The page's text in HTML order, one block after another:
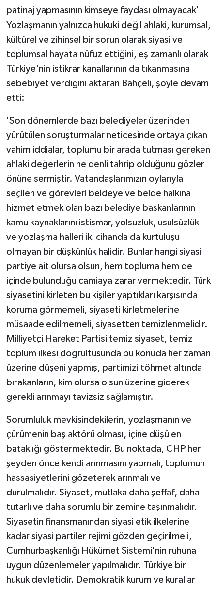
patinaj yapmasının kimseye faydası olmayacak'
Yozlaşmanın yalnızca hukuki değil ahlaki, kurumsal,
kültürel ve zihinsel bir sorun olarak siyasi ve
toplumsal hayata nüfuz ettiğini, eş zamanlı olarak
Türkiye'nin istikrar kanallarının da tıkanmasına
sebebiyet verdiğini aktaran Bahçeli, şöyle devam
etti:
'Son dönemlerde bazı belediyeler üzerinden
yürütülen soruşturmalar neticesinde ortaya çıkan
vahim iddialar, toplumu bir arada tutması gereken
ahlaki değerlerin ne denli tahrip olduğunu gözler
önüne sermiştir. Vatandaşlarımızın oylarıyla
seçilen ve görevleri beldeye ve belde halkına
hizmet etmek olan bazı belediye başkanlarının
kamu kaynaklarını istismar, yolsuzluk, usulsüzlük
ve yozlaşma halleri iki cihanda da kurtuluşu
olmayan bir düşkünlük halidir. Bunlar hangi siyasi
partiye ait olursa olsun, hem topluma hem de
içinde bulunduğu camiaya zarar vermektedir. Türk
siyasetini kirleten bu kişiler yaptıkları karşısında
koruma görmemeli, siyaseti kirletmelerine
müsaade edilmemeli, siyasetten temizlenmelidir.
Milliyetçi Hareket Partisi temiz siyaset, temiz
toplum ilkesi doğrultusunda bu konuda her zaman
üzerine düşeni yapmış, partimizi töhmet altında
bırakanların, kim olursa olsun üzerine giderek
gerekli arınmayı tavizsiz sağlamıştır.
Sorumluluk mevkisindekilerin, yozlaşmanın ve
çürümenin baş aktörü olması, içine düşülen
bataklığı göstermektedir. Bu noktada, CHP her
şeyden önce kendi arınmasını yapmalı, toplumun
hassasiyetlerini gözeterek arınmalı ve
durulmalıdır. Siyaset, mutlaka daha şeffaf, daha
tutarlı ve daha sorumlu bir zemine taşınmalıdır.
Siyasetin finansmanından siyasi etik ilkelerine
kadar siyasi partiler rejimi gözden geçirilmeli,
Cumhurbaşkanlığı Hükümet Sistemi'nin ruhuna
uygun düzenlemeler yapılmalıdır. Türkiye bir
hukuk devletidir. Demokratik kurum ve kurallar